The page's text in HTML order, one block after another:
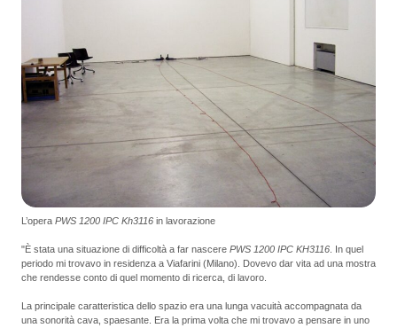
L’opera PWS 1200 IPC Kh3116 in lavorazione
"È stata una situazione di difficoltà a far nascere PWS 1200 IPC KH3116 . In quel
periodo mi trovavo in residenza a Viafarini (Milano). Dovevo dar vita ad una mostra
che rendesse conto di quel momento di ricerca, di lavoro.
La principale caratteristica dello spazio era una lunga vacuità accompagnata da
una sonorità cava, spaesante. Era la prima volta che mi trovavo a pensare in uno